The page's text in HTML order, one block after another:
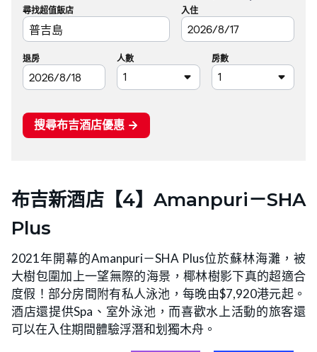
布吉新酒店【4】Amanpuri－SHA
Plus
2021年開幕的Amanpuri－SHA Plus位於蘇林海灘，被
大樹包圍加上一望無際的海景，椰林樹影下真的超適合
度假！部分房間附有私人泳池，每晚由$7,920港元起。
酒店還提供Spa、室外泳池，而喜歡水上活動的旅客還
可以在入住期間體驗浮潛和划獨木舟。